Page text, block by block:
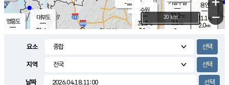
영흥도
용인
31.1℃
2.0m/s
대부도
31.4
m/s
mm
기흥구갈
32.2℃
2.1m/s
-
-mm
수원
31.3℃
3.1 m/s
−
20 km
요소
지역
날짜